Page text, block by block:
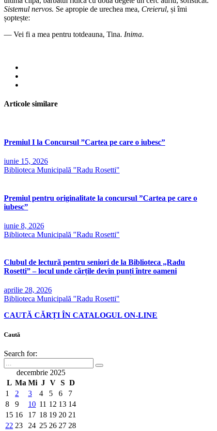
Sistemul nervos. Se apropie de urechea mea, Creierul, și îmi
șoptește:
— Vei fi a mea pentru totdeauna, Tina. Inima.
Articole similare
Premiul I la Concursul ”Cartea pe care o iubesc”
iunie 15, 2026
Biblioteca Municipală "Radu Rosetti"
Premiul pentru originalitate la concursul ”Cartea pe care o
iubesc”
iunie 8, 2026
Biblioteca Municipală "Radu Rosetti"
Clubul de lectură pentru seniori de la Biblioteca „Radu
Rosetti” – locul unde cărțile devin punți între oameni
aprilie 28, 2026
Biblioteca Municipală "Radu Rosetti"
CAUTĂ CĂRȚI ÎN CATALOGUL ON-LINE
Caută
Search for:
decembrie 2025
L Ma Mi J V S D
1
2 3 4 5 6
7
8
9 10 11 12 13 14
15 16 17 18 19 20 21
22 23 24 25 26 27 28